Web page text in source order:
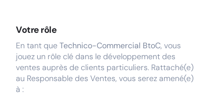
Votre rôle
En tant queTechnico-Commercial BtoC, vous
jouez un rôle clé dans le développement des
ventes auprès de clients particuliers. Rattaché(e)
au Responsable des Ventes, vous serez amené(e)
à :